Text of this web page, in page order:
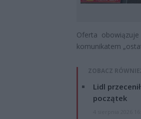
Oferta
komunikatem
ZOBACZ
Lidl
początek